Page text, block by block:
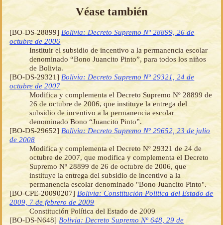
Véase también
[BO-DS-28899]Bolivia: Decreto Supremo Nº 28899, 26 de
octubre de 2006
Instituir el subsidio de incentivo a la permanencia escolar
denominado “Bono Juancito Pinto”, para todos los niños
de Bolivia.
[BO-DS-29321]Bolivia: Decreto Supremo Nº 29321, 24 de
octubre de 2007
Modifica y complementa el Decreto Supremo Nº 28899 de
26 de octubre de 2006, que instituye la entrega del
subsidio de incentivo a la permanencia escolar
denominado Bono “Juancito Pinto”.
[BO-DS-29652]Bolivia: Decreto Supremo Nº 29652, 23 de julio
de 2008
Modifica y complementa el Decreto Nº 29321 de 24 de
octubre de 2007, que modifica y complementa el Decreto
Supremo Nº 28899 de 26 de octubre de 2006, que
instituye la entrega del subsidio de incentivo a la
permanencia escolar denominado "Bono Juancito Pinto".
[BO-CPE-20090207]Bolivia: Constitución Política del Estado de
2009, 7 de febrero de 2009
Constitución Política del Estado de 2009
[BO-DS-N648]Bolivia: Decreto Supremo Nº 648, 29 de